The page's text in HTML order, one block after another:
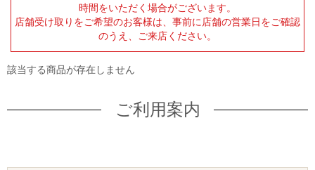
時間をいただく場合がございます。
店舗受け取りをご希望のお客様は、事前に店舗の営業日をご確認
のうえ、ご来店ください。
該当する商品が存在しません
ご利用案内